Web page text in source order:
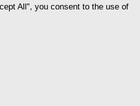
All”, you consent to the use of